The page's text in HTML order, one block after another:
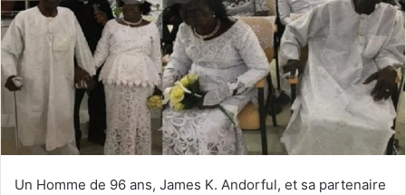
Un Homme de 96 ans, James K. Andorful, et sa partenaire